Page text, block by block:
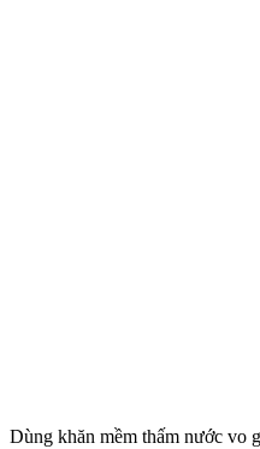
Dùng khăn mềm thấm nước vo